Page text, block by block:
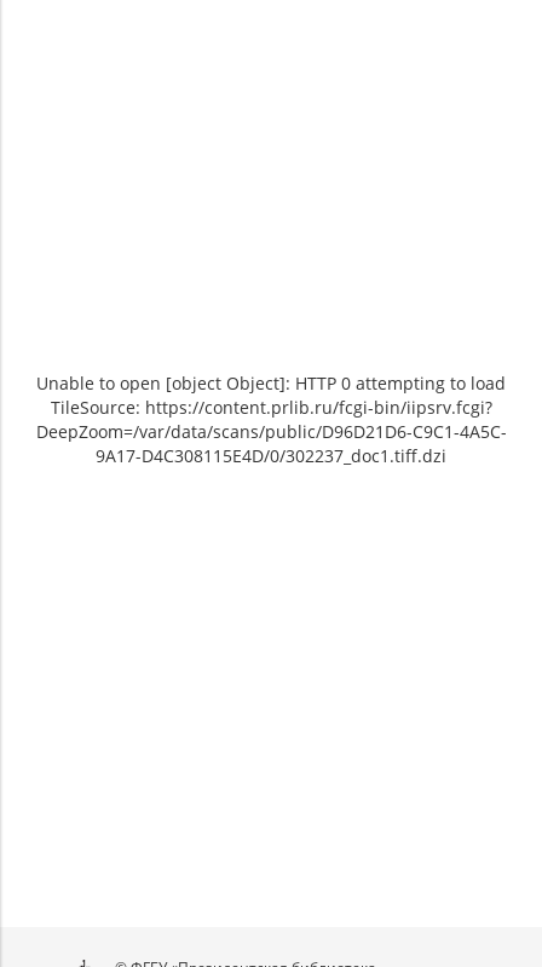
Unable to open [object Object]: HTTP 0 attempting to load
TileSource: https://content.prlib.ru/fcgi-bin/iipsrv.fcgi?
DeepZoom=/var/data/scans/public/D96D21D6-C9C1-4A5C-
9A17-D4C308115E4D/0/302237_doc1.tiff.dzi